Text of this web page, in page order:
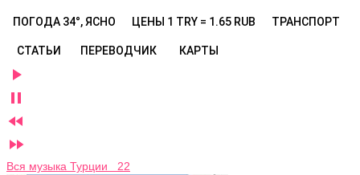
ПОГОДА 34°, ЯСНО ЦЕНЫ 1 TRY = 1.65 RUB ТРАНСПОРТ
СТАТЬИ ПЕРЕВОДЧИК КАРТЫ




Вся музыка Турции 22